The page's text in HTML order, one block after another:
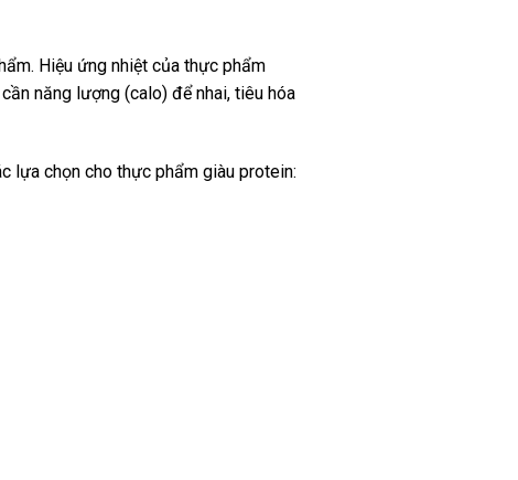
Hiệu ứng nhiệt của thực phẩm
năng lượng (calo) để nhai, tiêu hóa
lựa chọn cho thực phẩm giàu protein: